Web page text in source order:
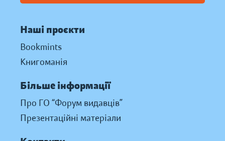
Наші проєкти
Bookmints
Книгоманія
Більше інформації
Про ГО “Форум видавців”
Презентаційні матеріали